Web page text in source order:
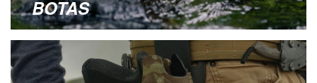
BOTAS